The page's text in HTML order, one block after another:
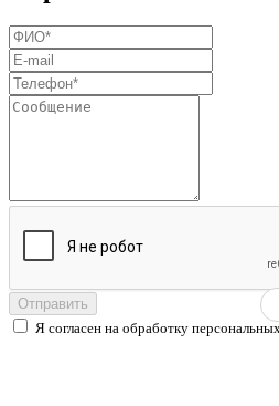
Отправить
Я согласен на обработку